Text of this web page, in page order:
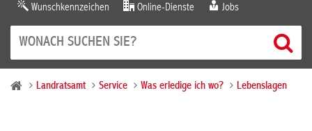
Wunschkennzeichen Online-Dienste Jobs
Landratsamt Service Was erledige ich wo? Lebenslagen